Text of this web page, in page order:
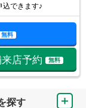
込できます♪
無料
来店予約 無料
探す